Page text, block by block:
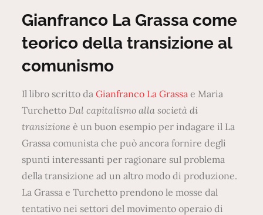
Gianfranco La Grassa come
teorico della transizione al
comunismo
Il libro scritto daGianfranco La Grassae Maria
Turchetto Dal capitalismo alla società di
transizioneè un buon esempio per indagare il La
Grassa comunista che può ancora fornire degli
spunti interessanti per ragionare sul problema
della transizione ad un altro modo di produzione.
La Grassa e Turchetto prendono le mosse dal
tentativo nei settori del movimento operaio di